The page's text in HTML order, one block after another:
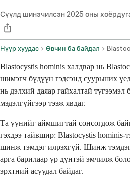
Сүүлд шинэчилсэн2025 оны
Нүүр хуудас Өвчин ба байдал
Blastocystis hominis халдвар нь
шимэгч бүдүүн гэдсэнд суурьших
нь дэлхий даяар гайхалтай
мэдэлгүйгээр тээж явдаг.
Та үүнийг аймшигтай сонсогдож
гэхдээ тайвшир: Blastocystis hominis-
шинж тэмдэг илрэхгүй. Шинж
арга барилаар үр дүнтэй эмчилж
эрхтний асуудал байдаг.